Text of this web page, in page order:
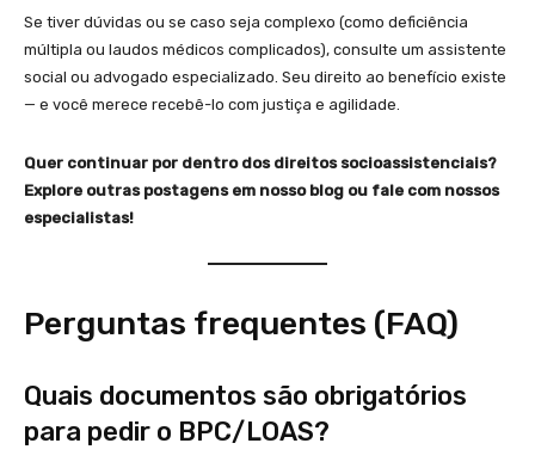
Se tiver dúvidas ou se caso seja complexo (como deficiência
múltipla ou laudos médicos complicados), consulte um assistente
social ou advogado especializado. Seu direito ao benefício existe
— e você merece recebê-lo com justiça e agilidade.
Quer continuar por dentro dos direitos socioassistenciais?
Explore outras postagens em nosso blog ou fale com nossos
especialistas!
Perguntas frequentes (FAQ)
Quais documentos são obrigatórios
para pedir o BPC/LOAS?